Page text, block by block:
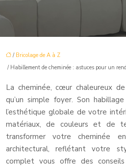
/ Bricolage de A à Z
/ Habillement de cheminée : astuces pour un
La cheminée, cœur chaleureux
qu’un simple foyer. Son
l’esthétique globale de votre
matériaux, de couleurs et de
transformer votre cheminée
architectural, reflétant votre
complet vous offre des